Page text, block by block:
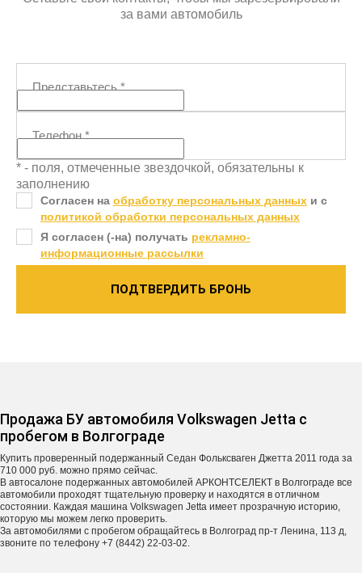
за вами автомобиль
Представьтесь*
Телефон*
* - поля, отмеченные звездочкой, обязательны к
заполнению
Согласен на обработку персональных данных и c
политикой обработки персональных данных
Я согласен (-на) получать рекламно-
информационные рассылки
ПОДТВЕРДИТЬ БРОНЬ
Продажа БУ автомобиля Volkswagen Jetta с
пробегом в Волгограде
Купить проверенный подержанный Седан Фольксваген Джетта 2011 года за
710 000 руб. можно прямо сейчас.
В автосалоне подержанных автомобилей АРКОНТСЕЛЕКТ в Волгограде все
автомобили проходят тщательную проверку и находятся в отличном
состоянии. Каждая машина Volkswagen Jetta имеет прозрачную историю,
которую мы можем легко проверить.
За автомобилями с пробегом обращайтесь в Волгоград пр-т Ленина, 113 д,
звоните по телефону +7 (8442) 22-03-02.